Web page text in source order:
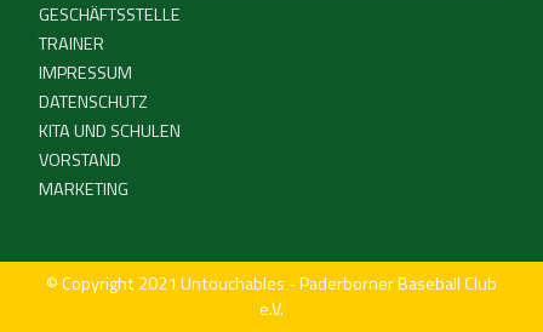
GESCHÄFTSSTELLE
TRAINER
IMPRESSUM
DATENSCHUTZ
KITA UND SCHULEN
VORSTAND
MARKETING
© Copyright 2021 Untouchables - Paderborner Baseball Club
e.V.